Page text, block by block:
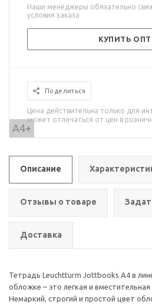
A4+
Наши менеджеры обязательно
условия заказа
КУПИТЬ
Поделиться
Цена действительна только для
может отличаться от цен в
Описание
Отзывы о товаре
Доставка
Тетрадь Leuchtturm Jottbooks A4 в
обложке – это легкая и
Немаркий, строгий и простой цвет